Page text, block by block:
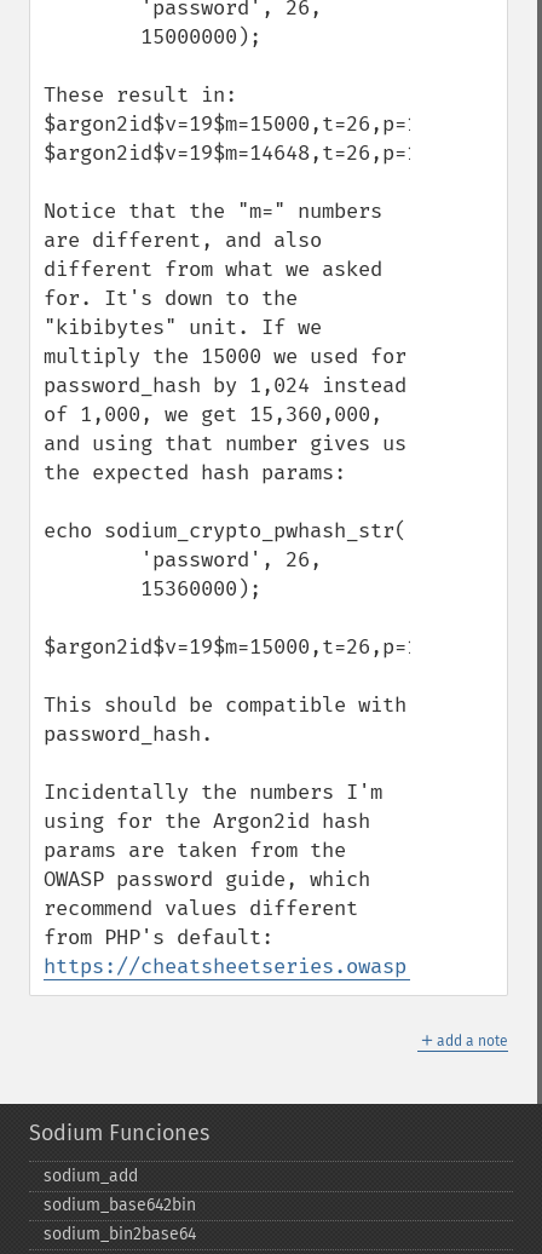
These result in:
$argon2id$v=19$m=14648,t=26,p=1$ClQ37/
Notice that the "m=" numbers
are different, and also
different from what we asked
for. It's down to the
"kibibytes" unit. If we
multiply the 15000 we used for
password_hash by 1,024 instead
of 1,000, we get 15,360,000,
and using that number gives us
the expected hash params:
echo sodium_crypto_pwhash_str(
This should be compatible with
password_hash.
Incidentally the numbers I'm
using for the Argon2id hash
params are taken from the
OWASP password guide, which
recommend values different
https://cheatsheetseries.owasp.org/
＋ add a note
Sodium Funciones
sodium_​add
sodium_​base642bin
sodium_​bin2base64